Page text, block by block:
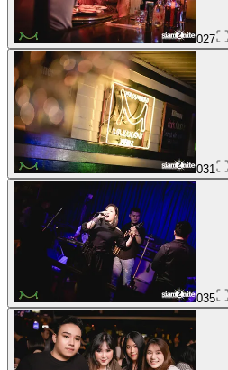
027
031
035